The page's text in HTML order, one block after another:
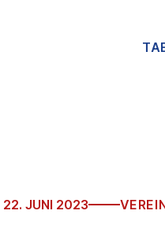
22. JUNI 2023